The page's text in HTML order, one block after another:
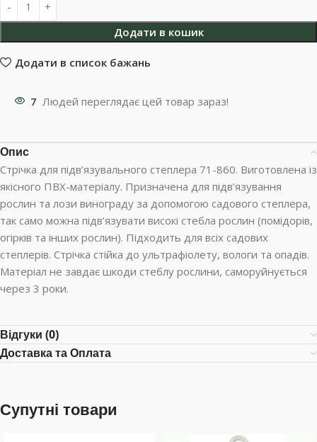
Додати в кошик
Додати в список бажань
7 Людей переглядає цей товар зараз!
Опис
Стрічка для підв’язувального степлера 71-860. Виготовлена із
якісного ПВХ-матеріалу. Призначена для підв’язування
рослин та лози винограду за допомогою садового степлера,
так само можна підв’язувати високі стебла рослин (помідорів,
огірків та інших рослин). Підходить для всіх садових
степлерів. Стрічка стійка до ультрафіолету, вологи та опадів.
Матеріал не завдає шкоди стеблу рослини, саморуйнується
через 3 роки.
Відгуки (0)
Доставка та Оплата
Супутні товари